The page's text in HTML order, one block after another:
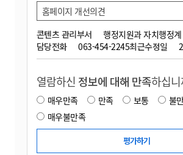
콘텐츠 관리부서
행정지원과 자치행정계
담당전화
063-454-2245최근수정일
홈페이지 개선의견
열람하신 정보에 대해 만족하십
매우만족 만족 보통
불
매우불만족